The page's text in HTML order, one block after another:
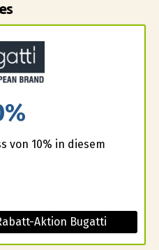
von 10% in diesem
Aktion Bugatti